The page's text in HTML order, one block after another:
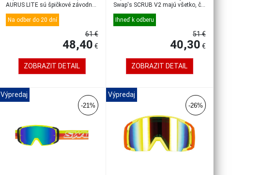
AURUS LITE sú špičkové závodné
okuliar...
Na odber do 20 dní
61 €
48,40 €
ZOBRAZIT DETAIL
Swap's SCRUB V2 majú všetko, čo
by kval...
Ihneď k odberu
51 €
40,30 €
ZOBRAZIT DETAIL
Výpredaj
-21%
Výpredaj
-26%